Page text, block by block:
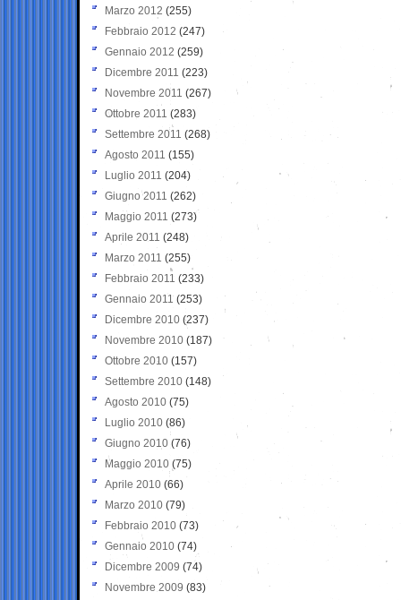
Marzo 2012 (255)
Febbraio 2012 (247)
Gennaio 2012 (259)
Dicembre 2011 (223)
Novembre 2011 (267)
Ottobre 2011 (283)
Settembre 2011 (268)
Agosto 2011 (155)
Luglio 2011 (204)
Giugno 2011 (262)
Maggio 2011 (273)
Aprile 2011 (248)
Marzo 2011 (255)
Febbraio 2011 (233)
Gennaio 2011 (253)
Dicembre 2010 (237)
Novembre 2010 (187)
Ottobre 2010 (157)
Settembre 2010 (148)
Agosto 2010 (75)
Luglio 2010 (86)
Giugno 2010 (76)
Maggio 2010 (75)
Aprile 2010 (66)
Marzo 2010 (79)
Febbraio 2010 (73)
Gennaio 2010 (74)
Dicembre 2009 (74)
Novembre 2009 (83)